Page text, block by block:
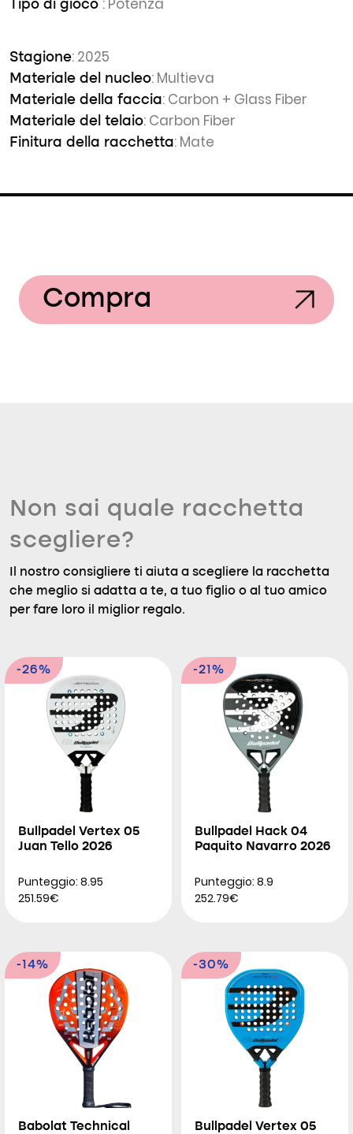
Tipo di gioco : Potenza
Stagione: 2025
Materiale del nucleo: Multieva
Materiale della faccia: Carbon + Glass Fiber
Materiale del telaio: Carbon Fiber
Finitura della racchetta: Mate
Compra
Non sai quale racchetta
scegliere?
Il nostro consigliere ti aiuta a scegliere la racchetta
che meglio si adatta a te, a tuo figlio o al tuo amico
per fare loro il miglior regalo.
-26%
Bullpadel Vertex 05
Juan Tello 2026
Punteggio: 8.95
251.59€
-21%
Bullpadel Hack 04
Paquito Navarro 2026
Punteggio: 8.9
252.79€
-14%
Babolat Technical
-30%
Bullpadel Vertex 05